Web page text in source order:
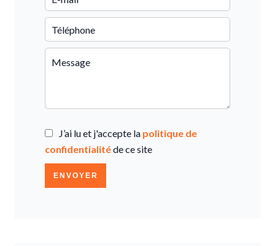
J’ai lu et j'accepte la politique de
confidentialitéde ce site
ENVOYER